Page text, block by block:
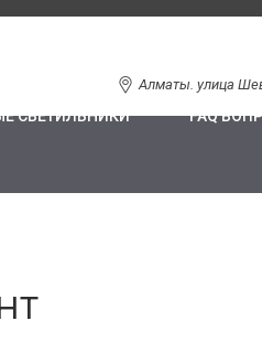
Алматы. улица
СВЕТИЛЬНИКИ FAQ